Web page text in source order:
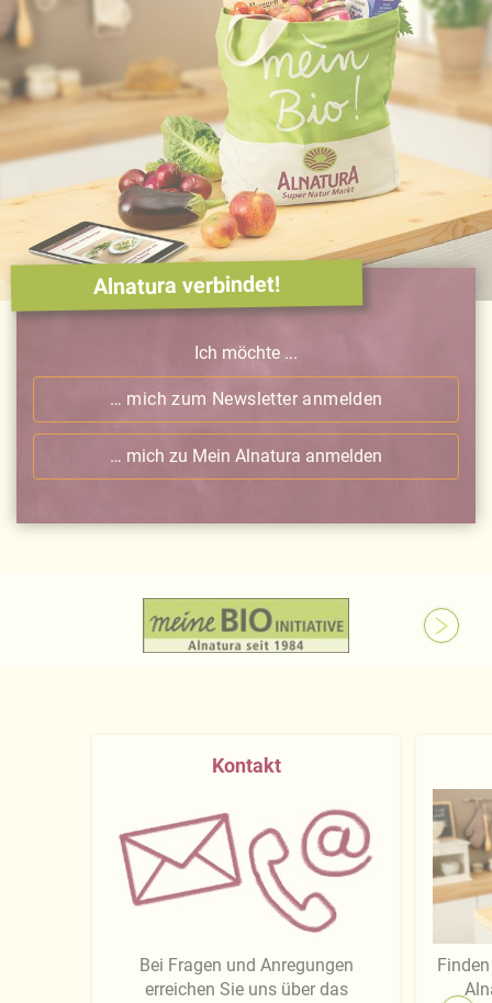
Alnatura verbindet!
Ich möchte ...
… mich zum Newsletter anmelden
… mich zu Mein Alnatura anmelden
Kontakt
Bei Fragen und Anregungen
erreichen Sie uns über das